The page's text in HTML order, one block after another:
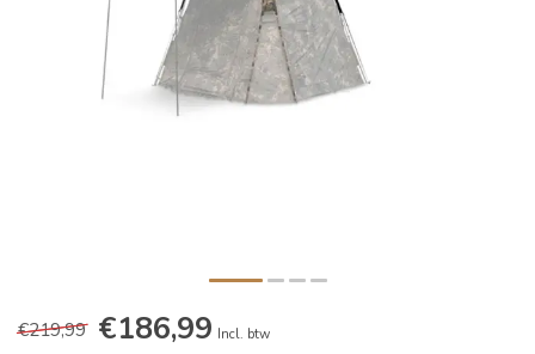
€219,99 €186,99 Incl. btw